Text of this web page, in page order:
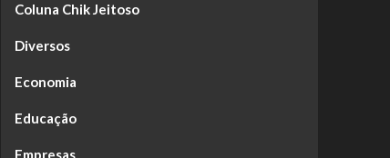
Coluna Chik Jeitoso
Diversos
Economia
Educação
Empresas